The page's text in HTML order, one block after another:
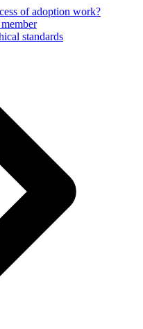
of adoption work?
standards